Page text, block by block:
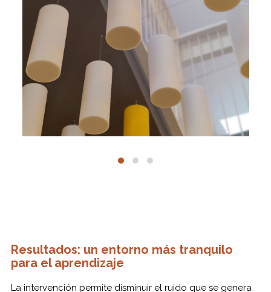
Resultados: un entorno más tranquilo
para el aprendizaje
La intervención permite disminuir el ruido que se genera